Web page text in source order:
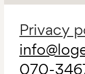
Privacy
070-